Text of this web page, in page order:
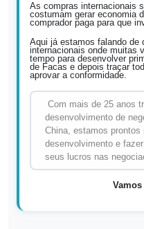
As compras internacionais
costumam gerar economia
comprador paga para que
Aqui já estamos falando de
internacionais onde muitas
tempo para desenvolver
de Facas e depois traçar
aprovar a conformidade.
Com mais de 25 anos
desenvolvimento de
China, estamos prontos
desenvolvimento e
seus lucros nas